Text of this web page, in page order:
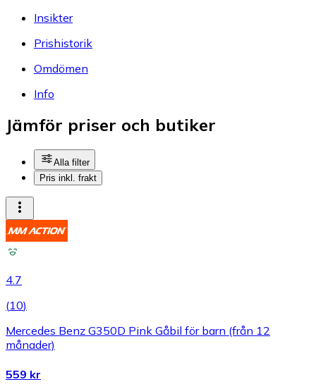
Insikter
Prishistorik
Omdömen
Info
Jämför priser och butiker
Alla filter
Pris inkl. frakt
4.7
(10)
Mercedes Benz G350D Pink Gåbil för barn (från 12
månader)
559 kr